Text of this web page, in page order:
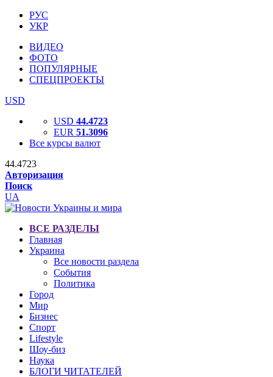
РУС
УКР
ВИДЕО
ФОТО
ПОПУЛЯРНЫЕ
СПЕЦПРОЕКТЫ
USD
USD 44.4723
EUR 51.3096
Все курсы валют
44.4723
Авторизация
Поиск
UA
ВСЕ РАЗДЕЛЫ
Главная
Украина
Все новости раздела
События
Политика
Город
Мир
Бизнес
Спорт
Lifestyle
Шоу-биз
Наука
БЛОГИ ЧИТАТЕЛЕЙ